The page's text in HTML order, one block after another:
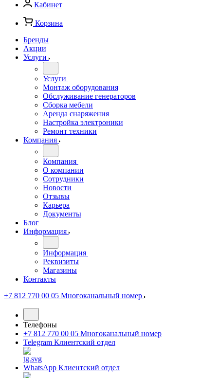
Кабинет
Корзина
Бренды
Акции
Услуги
Услуги
Монтаж оборудования
Обслуживание генераторов
Сборка мебели
Аренда снаряжения
Настройка электроники
Ремонт техники
Компания
Компания
О компании
Сотрудники
Новости
Отзывы
Карьера
Документы
Блог
Информация
Информация
Реквизиты
Магазины
Контакты
+7 812 770 00 05 Многоканальный номер
Телефоны
+7 812 770 00 05 Многоканальный номер
Telegram Клиентский отдел
WhatsApp Клиентский отдел